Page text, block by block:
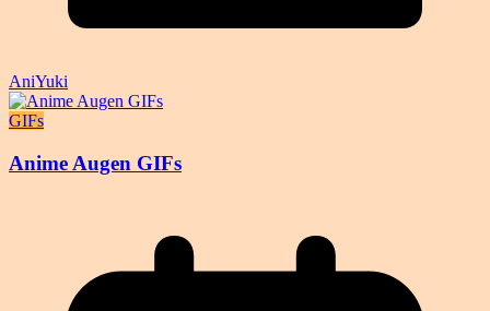
AniYuki
GIFs
Anime Augen GIFs